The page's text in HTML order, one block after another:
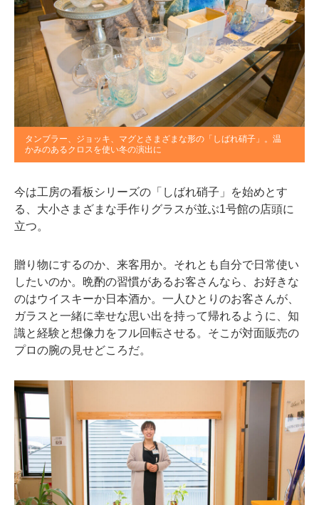
タンブラー、ジョッキ、マグとさまざまな形の「しばれ硝子」。温
かみのあるクロスを使い冬の演出に
今は工房の看板シリーズの「しばれ硝子」を始めとす
る、大小さまざまな手作りグラスが並ぶ1号館の店頭に
立つ。
贈り物にするのか、来客用か。それとも自分で日常使い
したいのか。晩酌の習慣があるお客さんなら、お好きな
のはウイスキーか日本酒か。一人ひとりのお客さんが、
ガラスと一緒に幸せな思い出を持って帰れるように、知
識と経験と想像力をフル回転させる。そこが対面販売の
プロの腕の見せどころだ。